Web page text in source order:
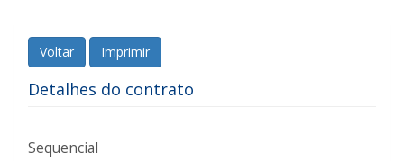
Voltar Imprimir
Detalhes do contrato
Sequencial